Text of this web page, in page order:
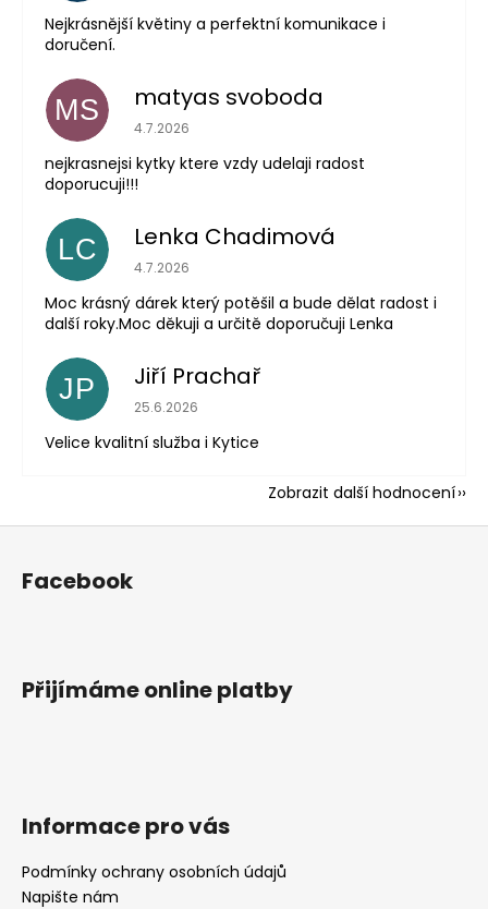
Nejkrásnější květiny a perfektní komunikace i
doručení.
MS matyas svoboda
Hodnocení obchodu je 5 z 5 hvězdiček.
4.7.2026
nejkrasnejsi kytky ktere vzdy udelaji radost
doporucuji!!!
LC Lenka Chadimová
Hodnocení obchodu je 5 z 5 hvězdiček.
4.7.2026
Moc krásný dárek který potěšil a bude dělat radost i
další roky.Moc děkuji a určitě doporučuji Lenka
JP Jiří Prachař
Hodnocení obchodu je 5 z 5 hvězdiček.
25.6.2026
Velice kvalitní služba i Kytice
Zobrazit další hodnocení
Z
Facebook
Přijímáme online platby
Informace pro vás
Podmínky ochrany osobních údajů
Napište nám